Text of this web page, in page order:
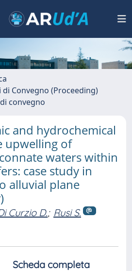
Convegno (Proceeding)
convegno
and hydrochemical
upwelling of
waters within
case study in
alluvial plane
Curzio D.; Rusi S.
Scheda completa